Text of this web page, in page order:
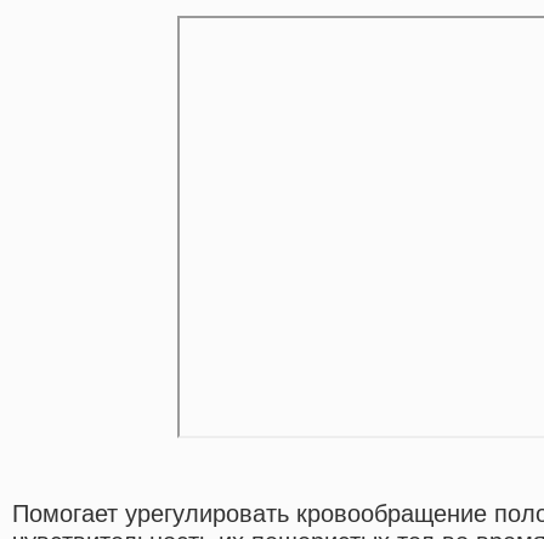
Помогает урегулировать кровообращение